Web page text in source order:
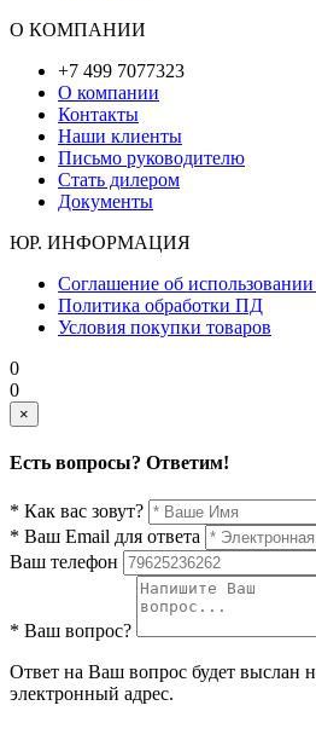
О КОМПАНИИ
+7 499 7077323
О компании
Контакты
Наши клиенты
Письмо руководителю
Стать дилером
Документы
ЮР. ИНФОРМАЦИЯ
Соглашение об использовании
Политика обработки ПД
Условия покупки товаров
0
0
×
Есть вопросы? Ответим!
* Как вас зовут?
* Ваш Email для ответа
Ваш телефон
* Ваш вопрос?
Ответ на Ваш вопрос будет выслан
электронный адрес.